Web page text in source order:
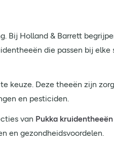
Bij Holland & Barrett
die passen bij elke
keuze. Deze theeën zijn
en pesticiden.
van Pukka kruidentheeën
en gezondheidsvoordelen.